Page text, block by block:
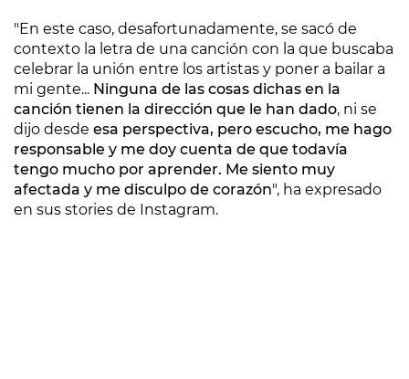
"En este caso, desafortunadamente, se sacó de
contexto la letra de una canción con la que buscaba
celebrar la unión entre los artistas y poner a bailar a
mi gente... Ninguna de las cosas dichas en la
canción tienen la dirección que le han dado, ni se
dijo desde esa perspectiva, pero escucho, me hago
responsable y me doy cuenta de que todavía
tengo mucho por aprender. Me siento muy
afectada y me disculpo de corazón", ha expresado
en sus stories de Instagram.